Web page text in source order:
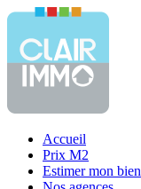
Accueil
Prix M2
Estimer mon bien